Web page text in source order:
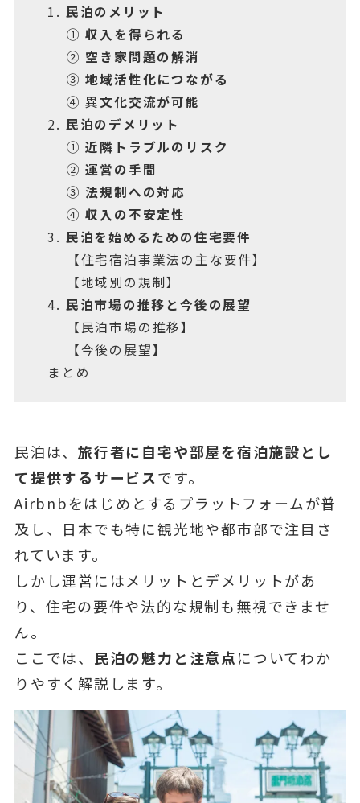
1. 民泊のメリット
①収入を得られる
② 空き家問題の解消
③地域活性化につながる
④ 異文化交流が可能
2. 民泊のデメリット
①近隣トラブルのリスク
②運営の手間
③法規制への対応
④収入の不安定性
3. 民泊を始めるための住宅要件
【住宅宿泊事業法の主な要件】
【地域別の規制】
4. 民泊市場の推移と今後の展望
【民泊市場の推移】
【今後の展望】
まとめ
民泊は、旅行者に自宅や部屋を宿泊施設とし
て提供するサービスです。
Airbnbをはじめとするプラットフォームが普
及し、日本でも特に観光地や都市部で注目さ
れています。
しかし運営にはメリットとデメリットがあ
り、住宅の要件や法的な規制も無視できませ
ん。
ここでは、 民泊の魅力と注意点についてわか
りやすく解説します。